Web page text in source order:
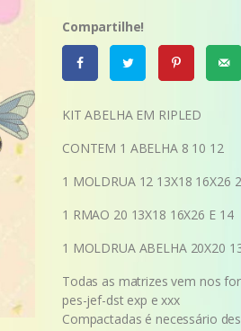
Compartilhe!
KIT ABELHA EM RIPLED
CONTEM 1 ABELHA 8 10 12
1 MOLDRUA 12 13X18 16X26
1 RMAO 20 13X18 16X26 E 14
1 MOLDRUA ABELHA 20X20
Todas as matrizes vem nos
pes-jef-dst exp e xxx
Compactadas é necessário